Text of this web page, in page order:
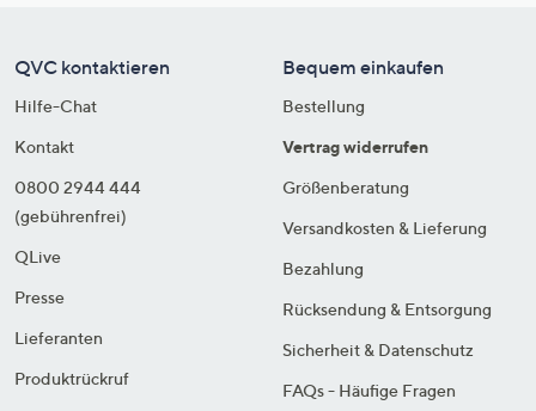
QVC kontaktieren
Hilfe-Chat
Kontakt
0800 2944 444
(gebührenfrei)
QLive
Presse
Lieferanten
Produktrückruf
Bequem einkaufen
Bestellung
Vertrag widerrufen
Größenberatung
Versandkosten & Lieferung
Bezahlung
Rücksendung & Entsorgung
Sicherheit & Datenschutz
FAQs - Häufige Fragen